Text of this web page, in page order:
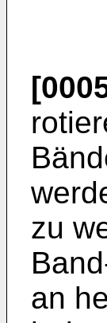
zu
an